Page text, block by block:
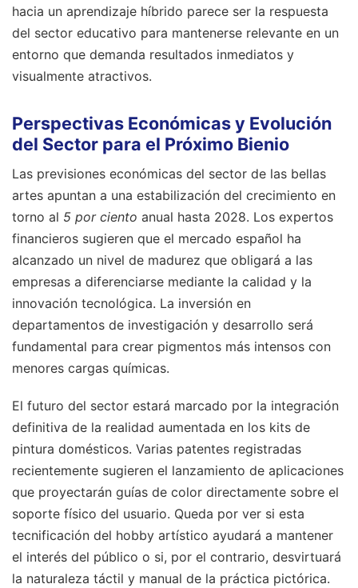
hacia un aprendizaje híbrido parece ser la respuesta
del sector educativo para mantenerse relevante en un
entorno que demanda resultados inmediatos y
visualmente atractivos.
Perspectivas Económicas y Evolución
del Sector para el Próximo Bienio
Las previsiones económicas del sector de las bellas
artes apuntan a una estabilización del crecimiento en
torno al 5 por ciento anual hasta 2028. Los expertos
financieros sugieren que el mercado español ha
alcanzado un nivel de madurez que obligará a las
empresas a diferenciarse mediante la calidad y la
innovación tecnológica. La inversión en
departamentos de investigación y desarrollo será
fundamental para crear pigmentos más intensos con
menores cargas químicas.
El futuro del sector estará marcado por la integración
definitiva de la realidad aumentada en los kits de
pintura domésticos. Varias patentes registradas
recientemente sugieren el lanzamiento de aplicaciones
que proyectarán guías de color directamente sobre el
soporte físico del usuario. Queda por ver si esta
tecnificación del hobby artístico ayudará a mantener
el interés del público o si, por el contrario, desvirtuará
la naturaleza táctil y manual de la práctica pictórica.